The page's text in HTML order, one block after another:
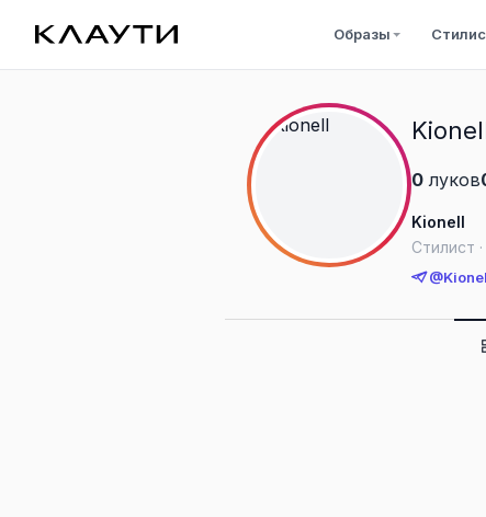
Образы
0луков
Kionell
Стилист